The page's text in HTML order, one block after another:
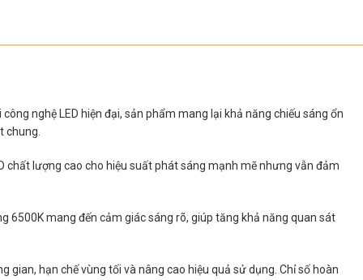
nghệ LED hiện đại, sản phẩm mang lại khả năng chiếu sáng ổn
chung.
chất lượng cao cho hiệu suất phát sáng mạnh mẽ nhưng vẫn đảm
6500K mang đến cảm giác sáng rõ, giúp tăng khả năng quan sát
gian, hạn chế vùng tối và nâng cao hiệu quả sử dụng. Chỉ số hoàn